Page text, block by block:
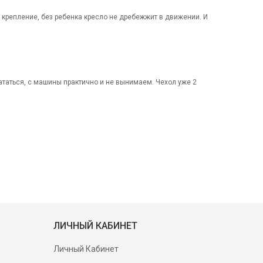
без ребенка кресло не дребежжит в движении. И
с машины практично и не вынимаем. Чехол уже 2
ЛИЧНЫЙ КАБИНЕТ
Личный Кабинет